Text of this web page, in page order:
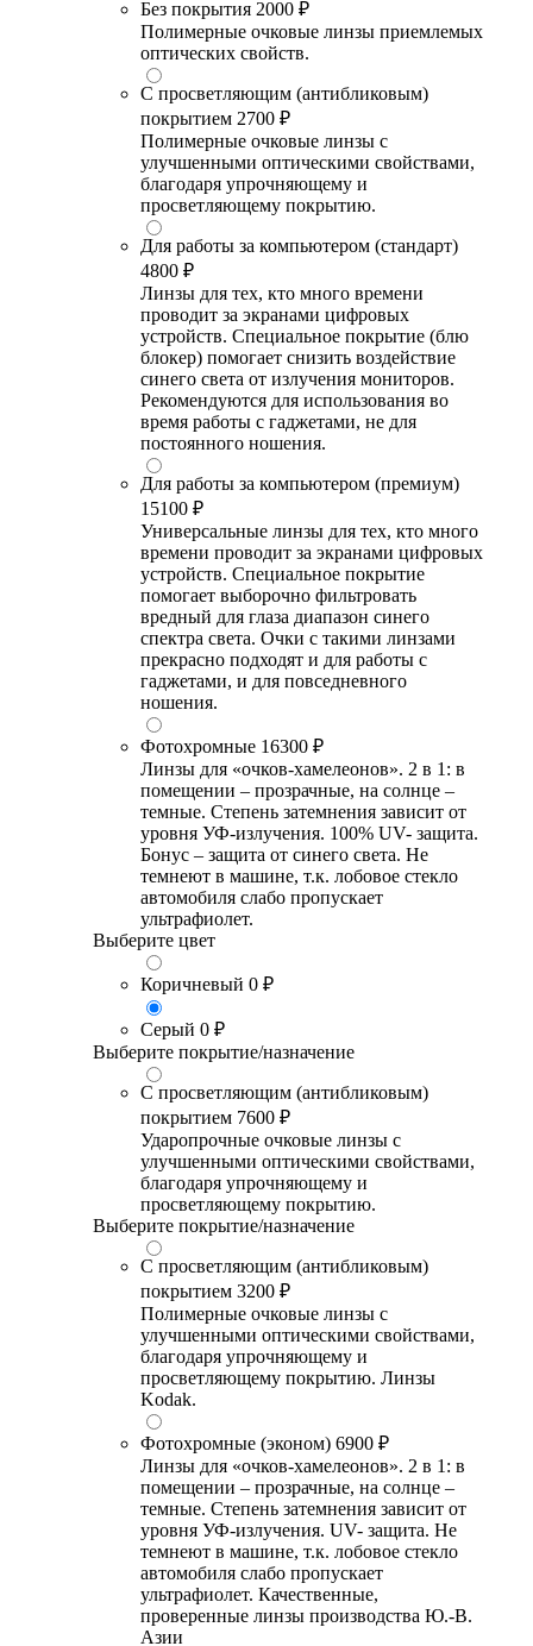
Без покрытия 2000 ₽
Полимерные очковые линзы приемлемых
оптических свойств.
С просветляющим (антибликовым)
покрытием 2700 ₽
Полимерные очковые линзы с
улучшенными оптическими свойствами,
благодаря упрочняющему и
просветляющему покрытию.
Для работы за компьютером (стандарт)
4800 ₽
Линзы для тех, кто много времени
проводит за экранами цифровых
устройств. Специальное покрытие (блю
блокер) помогает снизить воздействие
синего света от излучения мониторов.
Рекомендуются для использования во
время работы с гаджетами, не для
постоянного ношения.
Для работы за компьютером (премиум)
15100 ₽
Универсальные линзы для тех, кто много
времени проводит за экранами цифровых
устройств. Специальное покрытие
помогает выборочно фильтровать
вредный для глаза диапазон синего
спектра света. Очки с такими линзами
прекрасно подходят и для работы с
гаджетами, и для повседневного
ношения.
Фотохромные 16300 ₽
Линзы для «очков-хамелеонов». 2 в 1: в
помещении – прозрачные, на солнце –
темные. Степень затемнения зависит от
уровня УФ-излучения. 100% UV- защита.
Бонус – защита от синего света. Не
темнеют в машине, т.к. лобовое стекло
автомобиля слабо пропускает
ультрафиолет.
Выберите цвет
Коричневый 0 ₽
Серый 0 ₽
Выберите покрытие/назначение
С просветляющим (антибликовым)
покрытием 7600 ₽
Ударопрочные очковые линзы с
улучшенными оптическими свойствами,
благодаря упрочняющему и
просветляющему покрытию.
Выберите покрытие/назначение
С просветляющим (антибликовым)
покрытием 3200 ₽
Полимерные очковые линзы с
улучшенными оптическими свойствами,
благодаря упрочняющему и
просветляющему покрытию. Линзы
Kodak.
Фотохромные (эконом) 6900 ₽
Линзы для «очков-хамелеонов». 2 в 1: в
помещении – прозрачные, на солнце –
темные. Степень затемнения зависит от
уровня УФ-излучения. UV- защита. Не
темнеют в машине, т.к. лобовое стекло
автомобиля слабо пропускает
ультрафиолет. Качественные,
проверенные линзы производства Ю.-В.
Азии